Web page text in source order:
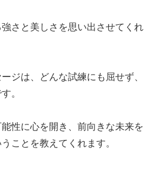
さと美しさを思い出させてくれ
ジは、どんな試練にも屈せず、
。
性に心を開き、前向きな未来を
ことを教えてくれます。